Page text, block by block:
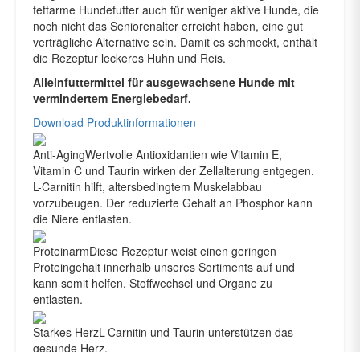
fettarme Hundefutter auch für weniger aktive Hunde, die
noch nicht das Seniorenalter erreicht haben, eine gut
verträgliche Alternative sein. Damit es schmeckt, enthält
die Rezeptur leckeres Huhn und Reis.
Alleinfuttermittel für ausgewachsene Hunde mit
vermindertem Energiebedarf.
Download Produktinformationen
Anti-AgingWertvolle Antioxidantien wie Vitamin E,
Vitamin C und Taurin wirken der Zellalterung entgegen.
L-Carnitin hilft, altersbedingtem Muskelabbau
vorzubeugen. Der reduzierte Gehalt an Phosphor kann
die Niere entlasten.
ProteinarmDiese Rezeptur weist einen geringen
Proteingehalt innerhalb unseres Sortiments auf und
kann somit helfen, Stoffwechsel und Organe zu
entlasten.
Starkes HerzL-Carnitin und Taurin unterstützen das
gesunde Herz.